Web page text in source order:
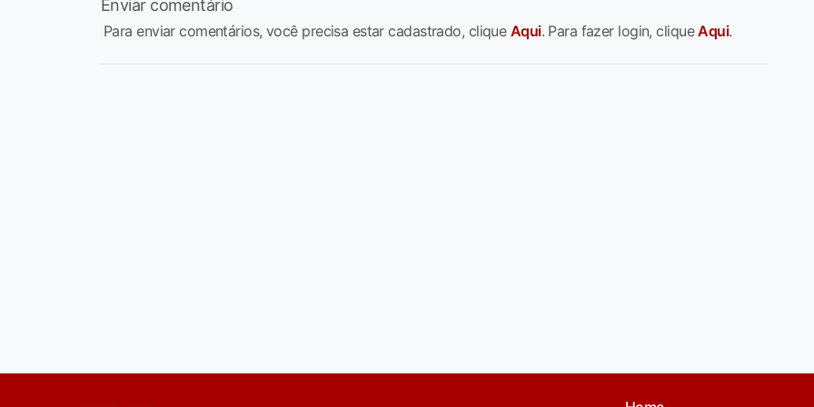
Enviar comentário
Para enviar comentários, você precisa estar cadastrado, clique Aqui. Para fazer login, cliqueAqui.